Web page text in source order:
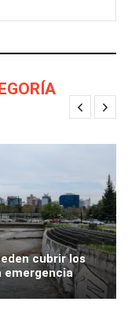
cubrir los
emergencia